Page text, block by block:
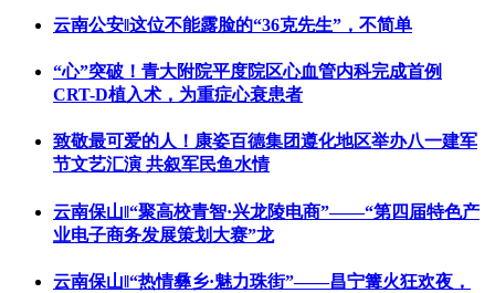
云南公安‖这位不能露脸的“36克先生”，不简单
“心”突破！青大附院平度院区心血管内科完成首例
CRT-D植入术，为重症心衰患者
致敬最可爱的人！康姿百德集团遵化地区举办八一建军
节文艺汇演 共叙军民鱼水情
云南保山‖“聚高校青智·兴龙陵电商”——“第四届特色产
业电子商务发展策划大赛”龙
云南保山‖“热情彝乡·魅力珠街”——昌宁篝火狂欢夜，